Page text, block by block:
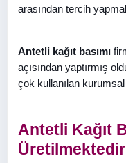
arasından tercih
Antetli kağıt basımı
açısından yaptırmış
çok kullanılan
Antetli Kağıt
Üretilmektedir